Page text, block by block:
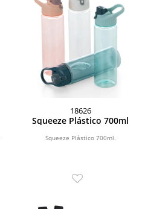
18626
Squeeze Plástico 700ml
Squeeze Plástico 700ml.